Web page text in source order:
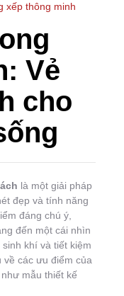
xếp thông minh
Vẻ
cho
là một giải pháp
đẹp và tính năng
đáng chú ý,
đến một cái nhìn
khí và tiết kiệm
về các ưu điểm của
mẫu thiết kế